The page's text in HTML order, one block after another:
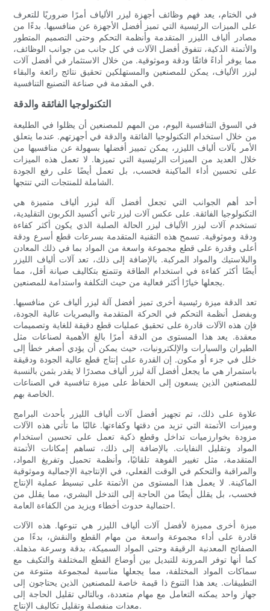
في الختام، يعد فهم وظائف أجهزة ليزر الألياف أمرًا ضروريًا للتعرف
على الميزات الرئيسية التي تميز أفضل الأجهزة عن منافسيها. بدءًا من
مصادر ألياف الليزر المتقدمة وأنظمة التحكم وحتى التصميم المتطور
والأتمتة الذكية، تتفوق أفضل الآلات في كل جانب من جوانب الوظائف،
مما يوفر أداءً فائقًا ودقة وموثوقية. من خلال الاستثمار في أفضل آلات
ليزر الألياف، يمكن للمصنعين والمستهلكين تحقيق نتائج رائعة والبقاء
في المقدمة في صناعة التصنيع التنافسية.
التكنولوجيا الفائقة والدقة
في السوق التنافسية اليوم، من المهم للمصنعين أن يظلوا في الطليعة
من خلال استخدام التكنولوجيا الفائقة والدقة في أجهزتهم. عندما يتعلق
الأمر بآلات ألياف الليزر، يمكن تمييز أفضلها بسهولة عن منافسيها من
خلال العديد من الميزات الرئيسية التي تميزها. لا تعمل هذه الميزات
على تحسين أداء الماكينة فحسب، بل تعمل أيضًا على رفع الجودة
الشاملة للمنتجات التي تنتجها.
أحد أهم الجوانب التي تجعل أفضل آلة ليزر ألياف متميزة هي
التكنولوجيا الفائقة. على عكس آلات ليزر ثاني أكسيد الكربون التقليدية،
تستخدم آلات ليزر الألياف ليزر الحالة الصلبة الذي يكون أكثر كفاءة
ودقة وموثوقية. تسمح هذه التقنية المتقدمة بسرعات قطع أسرع ودقة
أعلى وقدرة على قطع مجموعة واسعة من المواد بما في ذلك المعادن
والبلاستيك والمواد المركبة. بالإضافة إلى ذلك، تعد آلات ألياف الليزر
أيضًا أكثر كفاءة في استخدام الطاقة وتتمتع بتكاليف صيانة أقل، مما
يجعلها خيارًا أكثر فعالية من حيث التكلفة واستدامة للمصنعين.
تعد الدقة ميزة رئيسية أخرى تميز أفضل آلة ليزر ألياف عن منافسيها.
وبفضل أنظمة التحكم في الحركة المتقدمة والبصريات عالية الجودة،
فإن هذه الآلات قادرة على تحقيق عمليات قطع دقيقة للغاية وتصميمات
معقدة. يعد هذا المستوى من الدقة أمرًا بالغ الأهمية لصناعات مثل
الطيران والسيارات والإلكترونيات، حيث يمكن أن يؤدي أصغر خطأ إلى
خلل في جزء أو مكون. إن القدرة على إنتاج قطع عالية الجودة ودقيقة
باستمرار هي ما يجعل أفضل آلة ليزر ألياف مصدرًا لا يقدر بثمن بالنسبة
للمصنعين الذين يسعون إلى الحفاظ على ميزة تنافسية في الصناعات
الخاصة بهم.
علاوة على ذلك، تم تجهيز أفضل آلات ألياف الليزر بأحدث البرامج
وميزات الأتمتة التي تزيد من دقتها وكفاءتها. غالبًا ما تأتي هذه الآلات
مزودة بخوارزميات تداخل وقطع ذكية تعمل على تحسين استخدام
المواد وتقليل النفايات. بالإضافة إلى ذلك، تساهم إمكانات الأتمتة
المتقدمة، مثل تغيير الفوهة تلقائيًا، وأنظمة تحميل وتفريغ المواد،
والمراقبة والتحكم في الوقت الفعلي، في الإنتاجية الإجمالية وموثوقية
الماكينة. لا يعمل هذا المستوى من الأتمتة على تبسيط عملية الإنتاج
فحسب، بل يقلل أيضًا من الحاجة إلى التدخل البشري، مما يقلل من
احتمالية حدوث أخطاء ويزيد من الكفاءة العامة.
ميزة أخرى مميزة لأفضل آلات ألياف الليزر هي تنوعها. هذه الآلات
قادرة على أداء مجموعة واسعة من مهام القطع والنقش، بدءًا من
الصفائح المعدنية الرقيقة وحتى المواد السميكة، بدقة وسرعة مذهلة.
كما أنها توفر المرونة للتبديل بين أوضاع القطع المختلفة والتكيف مع
سماكات المواد المختلفة، مما يجعلها مناسبة لمجموعة متنوعة من
التطبيقات. يعد هذا التنوع ذا قيمة خاصة للمصنعين الذين يحتاجون إلى
جهاز واحد يمكنه التعامل مع مهام متعددة، وبالتالي تقليل الحاجة إلى
معدات منفصلة وتقليل تكاليف الإنتاج.